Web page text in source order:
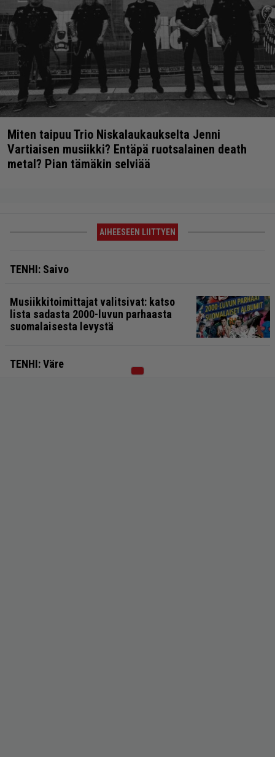
Miten taipuu Trio Niskalaukaukselta Jenni
Vartiaisen musiikki? Entäpä ruotsalainen death
metal? Pian tämäkin selviää
AIHEESEEN LIITTYEN
TENHI: Saivo
Musiikkitoimittajat valitsivat: katso
lista sadasta 2000-luvun parhaasta
suomalaisesta levystä
TENHI: Väre